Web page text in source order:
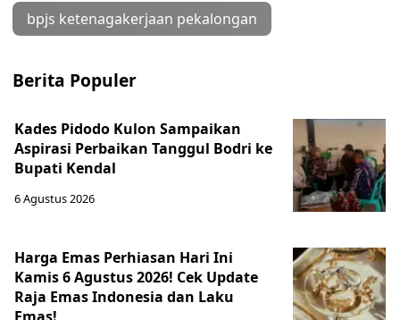
bpjs ketenagakerjaan pekalongan
Berita Populer
Kades Pidodo Kulon Sampaikan
Aspirasi Perbaikan Tanggul Bodri ke
Bupati Kendal
6 Agustus 2026
Harga Emas Perhiasan Hari Ini
Kamis 6 Agustus 2026! Cek Update
Raja Emas Indonesia dan Laku